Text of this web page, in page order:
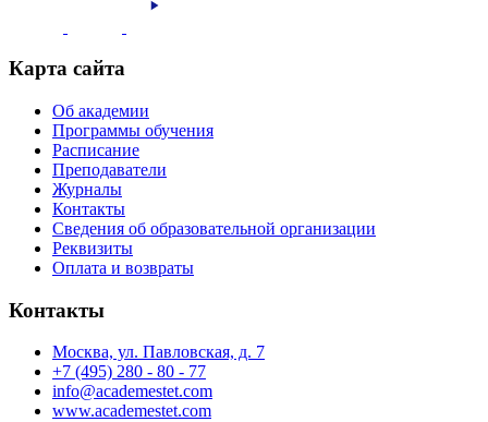
Карта сайта
Об академии
Программы обучения
Расписание
Преподаватели
Журналы
Контакты
Сведения об образовательной организации
Реквизиты
Оплата и возвраты
Контакты
Москва, ул. Павловская, д. 7
+7 (495) 280 - 80 - 77
info@academestet.com
www.academestet.com